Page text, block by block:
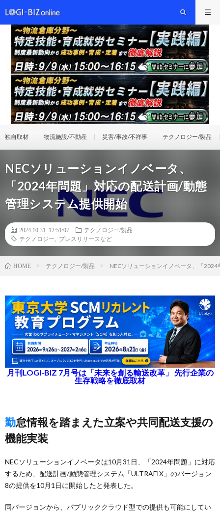
独自取材 物流施設/不動産 災害/事故/不祥事 テクノロジー/製品
NECソリューションイノベータ、
「2024年問題」対応の配送計画/動態
管理システム提供開始
2024.10.31 12:51:07
テクノロジー/製品
テクノロジー
プレスリリースなど
HOME テクノロジー/製品 NECソリューションイノベータ、「
月刊LOGI-BIZ 7月号は「未来を創る輸送改革」 先行企業の
生存戦略を徹底取材
勤怠情報を踏まえた立案や共同配送支援の
機能実装
NECソリューションイノベータは10月31日、「2024年問題」に対応
するため、配送計画/動態管理システム「ULTRAFIX」のバージョン
8の提供を10月1日に開始したと発表した。
同バージョンから、パブリッククラウド型での提供も可能にしてい